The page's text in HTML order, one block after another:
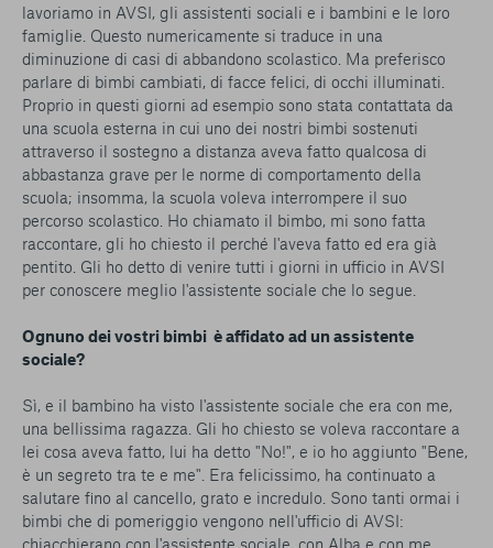
lavoriamo in AVSI, gli assistenti sociali e i bambini e le loro
famiglie. Questo numericamente si traduce in una
diminuzione di casi di abbandono scolastico. Ma preferisco
parlare di bimbi cambiati, di facce felici, di occhi illuminati.
Proprio in questi giorni ad esempio sono stata contattata da
una scuola esterna in cui uno dei nostri bimbi sostenuti
attraverso il sostegno a distanza aveva fatto qualcosa di
abbastanza grave per le norme di comportamento della
scuola; insomma, la scuola voleva interrompere il suo
percorso scolastico. Ho chiamato il bimbo, mi sono fatta
raccontare, gli ho chiesto il perché l'aveva fatto ed era già
pentito. Gli ho detto di venire tutti i giorni in ufficio in AVSI
per conoscere meglio l'assistente sociale che lo segue.
Ognuno dei vostri bimbi è affidato ad un assistente
sociale?
Sì, e il bambino ha visto l'assistente sociale che era con me,
una bellissima ragazza. Gli ho chiesto se voleva raccontare a
lei cosa aveva fatto, lui ha detto "No!", e io ho aggiunto "Bene,
è un segreto tra te e me". Era felicissimo, ha continuato a
salutare fino al cancello, grato e incredulo. Sono tanti ormai i
bimbi che di pomeriggio vengono nell'ufficio di AVSI:
chiacchierano con l'assistente sociale, con Alba e con me,